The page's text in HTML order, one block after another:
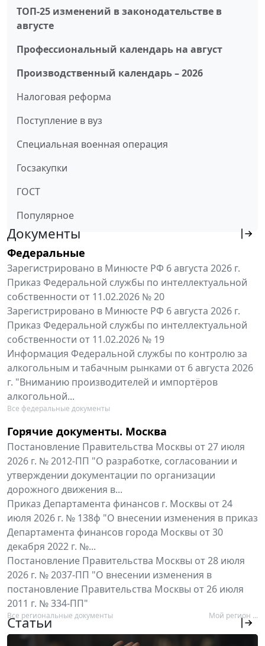
ТОП-25 изменений в законодательстве в
августе
Профессиональный календарь на август
Производственный календарь – 2026
Налоговая реформа
Поступление в вуз
Специальная военная операция
Госзакупки
ГОСТ
Популярное
Документы
Федеральные
Зарегистрировано в Минюсте РФ 6 августа 2026 г.
Приказ Федеральной службы по интеллектуальной
собственности от 11.02.2026 № 20
Зарегистрировано в Минюсте РФ 6 августа 2026 г.
Приказ Федеральной службы по интеллектуальной
собственности от 11.02.2026 № 19
Информация Федеральной службы по контролю за
алкогольным и табачным рынками от 6 августа 2026
г. "Вниманию производителей и импортёров
алкогольной...
Все федеральные документы
Горячие документы. Москва
Постановление Правительства Москвы от 27 июля
2026 г. № 2012-ПП "О разработке, согласовании и
утверждении документации по организации
дорожного движения в...
Приказ Департамента финансов г. Москвы от 24
июля 2026 г. № 138ф "О внесении изменения в приказ
Департамента финансов города Москвы от 30
декабря 2022 г. №...
Постановление Правительства Москвы от 28 июля
2026 г. № 2037-ПП "О внесении изменения в
постановление Правительства Москвы от 26 июля
2011 г. № 334-ПП"
Все региональные документы Мой регион ...
Статьи